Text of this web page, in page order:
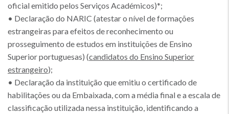
oficial emitido pelos Serviços Académicos)*;
• Declaração do NARIC (atestar o nível de formações
estrangeiras para efeitos de reconhecimento ou
prosseguimento de estudos em instituições de Ensino
Superior portuguesas) (candidatos do Ensino Superior
estrangeiro);
• Declaração da instituição que emitiu o certificado de
habilitações ou da Embaixada, com a média final e a escala de
classificação utilizada nessa instituição, identificando a